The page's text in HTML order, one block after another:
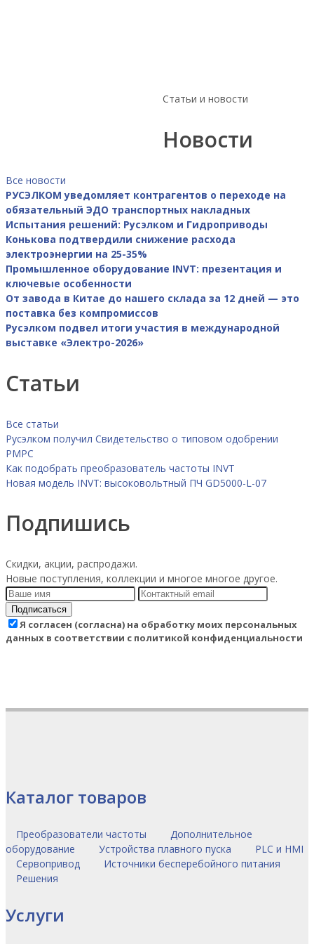
Статьи и новости
Новости
Все новости
РУСЭЛКОМ уведомляет контрагентов о переходе на
обязательный ЭДО транспортных накладных
Испытания решений: Русэлком и Гидроприводы
Конькова подтвердили снижение расхода
электроэнергии на 25-35%
Промышленное оборудование INVT: презентация и
ключевые особенности
От завода в Китае до нашего склада за 12 дней — это
поставка без компромиссов
Русэлком подвел итоги участия в международной
выставке «Электро-2026»
Статьи
Все статьи
Русэлком получил Свидетельство о типовом одобрении
РМРС
Как подобрать преобразователь частоты INVT
Новая модель INVT: высоковольтный ПЧ GD5000-L-07
Подпишись
Скидки, акции, распродажи.
Новые поступления, коллекции и многое многое другое.
Подписаться
Я согласен (согласна) на обработку моих персональных
данных в соответствии с политикой конфиденциальности
Каталог товаров
Преобразователи частоты
Дополнительное
оборудование
Устройства плавного пуска
PLC и HMI
Сервопривод
Источники бесперебойного питания
Решения
Услуги